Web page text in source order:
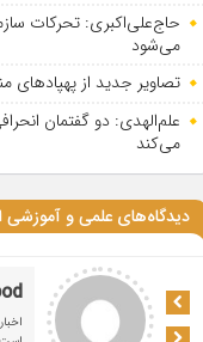
حاج‌علی‌اکبری: تحرکات
می‌شود
تصاویر جدید از پهپادهای
علم‌الهدی: دو گفتمان
می‌کند
دیدگاه‌های علمی و آموزشی